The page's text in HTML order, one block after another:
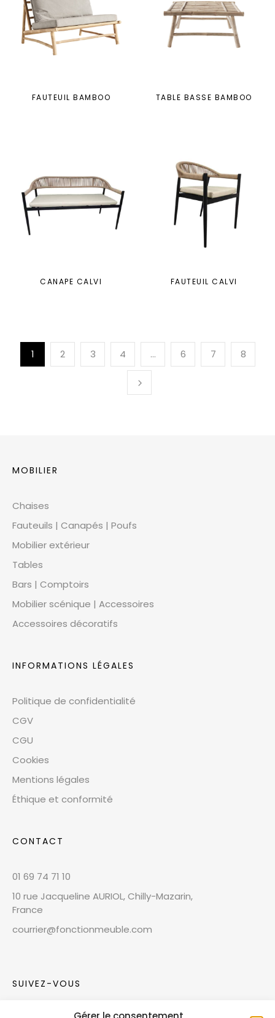
FAUTEUIL BAMBOO TABLE BASSE BAMBOO
CANAPE CALVI FAUTEUIL CALVI
1 2 3 4 … 6 7 8
MOBILIER
Chaises
Fauteuils | Canapés | Poufs
Mobilier extérieur
Tables
Bars | Comptoirs
Mobilier scénique | Accessoires
Accessoires décoratifs
INFORMATIONS LÉGALES
Politique de confidentialité
CGV
CGU
Cookies
Mentions légales
Éthique et conformité
CONTACT
01 69 74 71 10
10 rue Jacqueline AURIOL, Chilly-Mazarin,
France
courrier@fonctionmeuble.com
SUIVEZ-VOUS